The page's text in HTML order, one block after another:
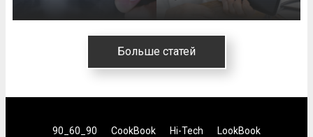
Больше статей
90_60_90 CookBook Hi-Tech LookBook